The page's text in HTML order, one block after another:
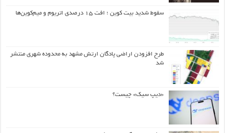
سقوط شدید بیت کوین ؛ افت ۱۵ درصدی اتریوم و میم‌کوین‌ها
طرح افزودن اراضی پادگان ارتش مشهد به محدوده شهری منتشر
شد
«دیپ سیک» چیست؟